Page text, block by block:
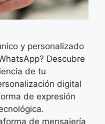
y personalizado
Descubre
de tu
digital
de expresión
de mensajería